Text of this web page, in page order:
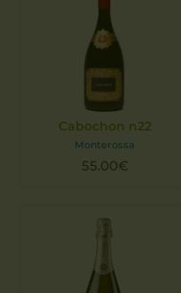
Cabochon n22
55.00€
Monterossa